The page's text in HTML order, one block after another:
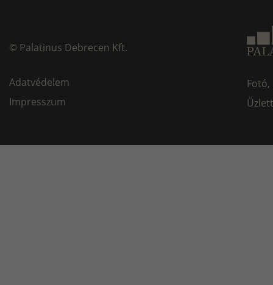
© Palatinus Debrecen Kft.
Adatvédelem
Impresszum
Fotó,